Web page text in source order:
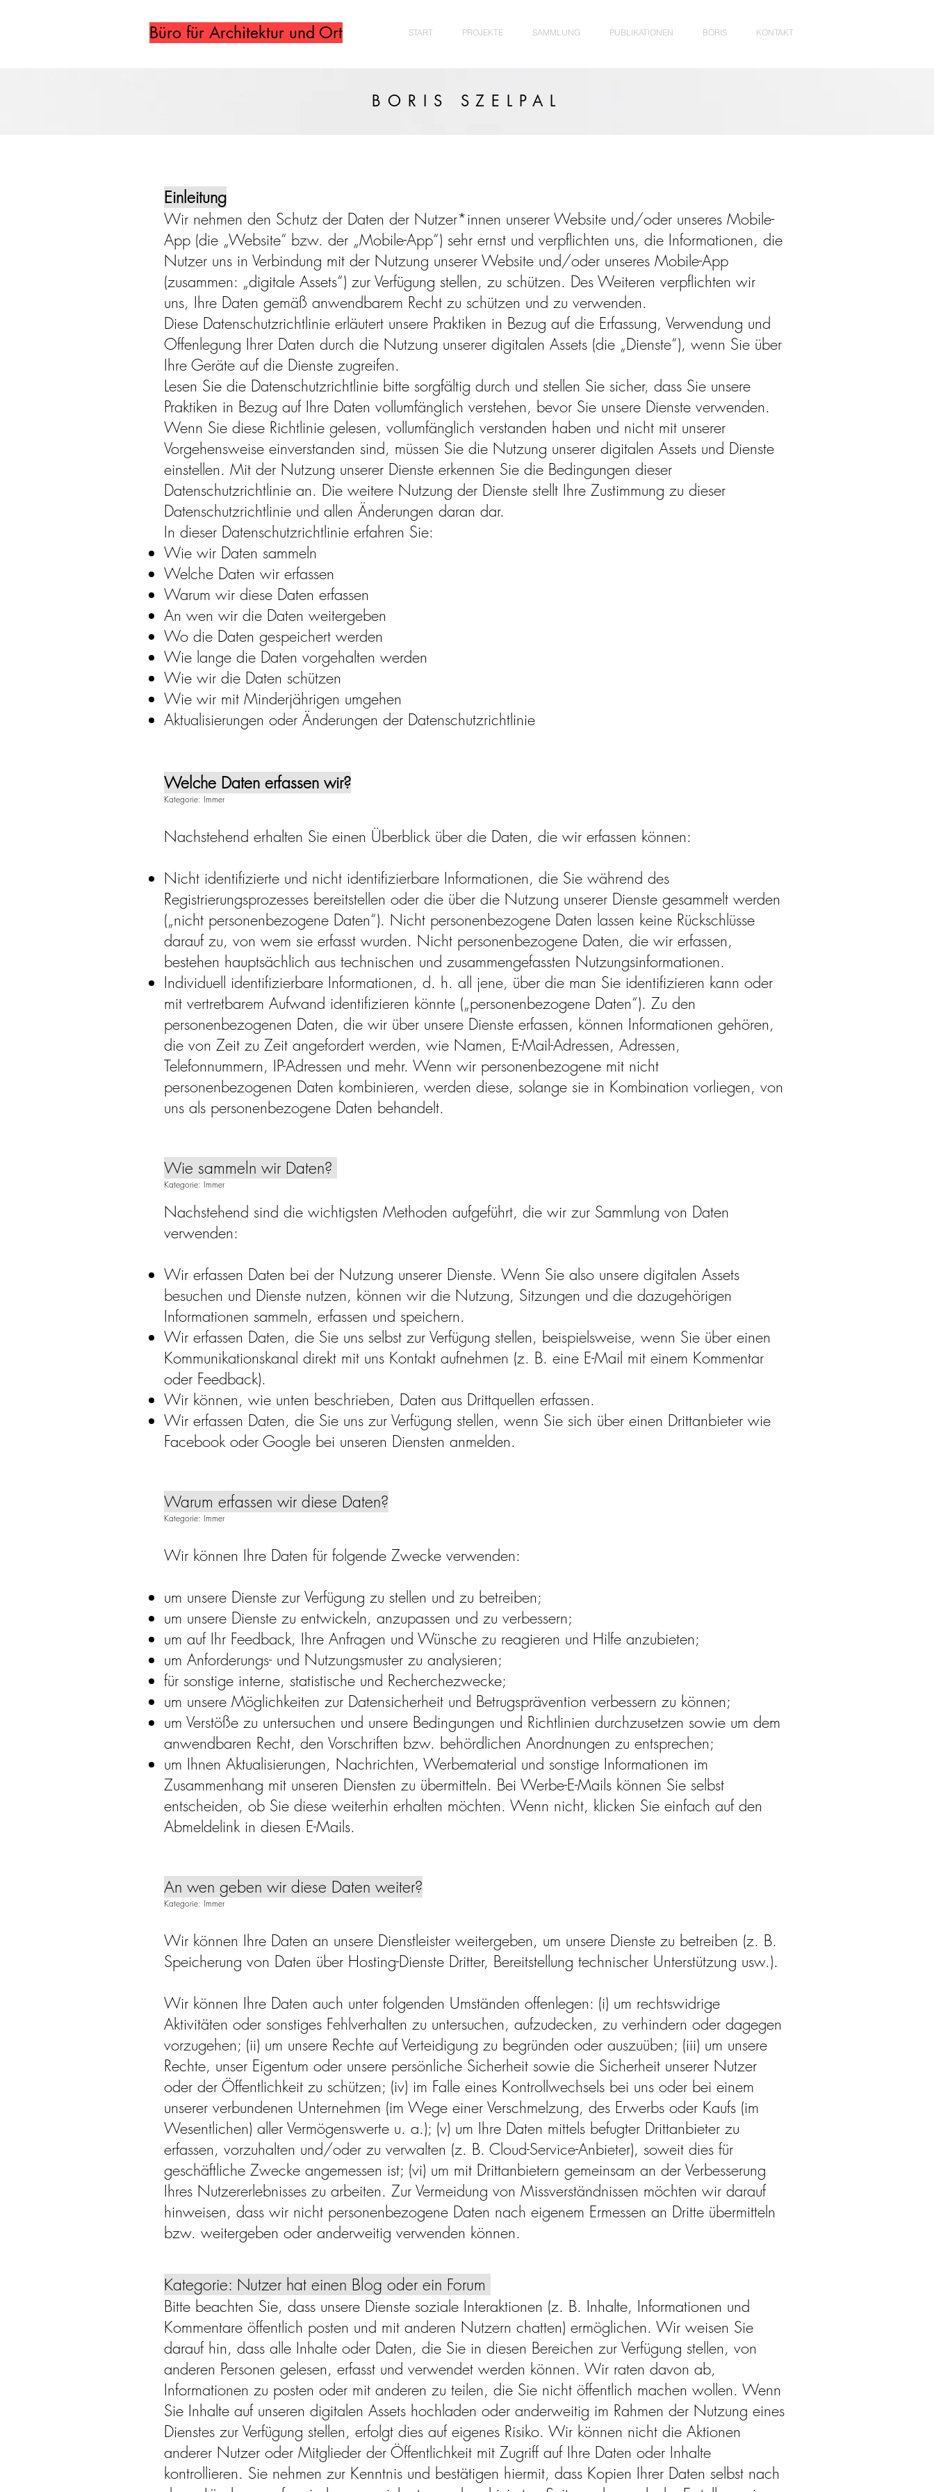
Büro für Architektur und Ort START PROJEKTE SAMMLUNG PUBLIKATIONEN BORIS KONTAKT
BORIS SZELPAL
Einleitung
Wir nehmen den Schutz der Daten der Nutzer*innen unserer Website und/oder unseres Mobile-
App (die „Website“ bzw. der „Mobile-App“) sehr ernst und verpflichten uns, die Informationen, die
Nutzer uns in Verbindung mit der Nutzung unserer Website und/oder unseres Mobile-App
(zusammen: „digitale Assets“) zur Verfügung stellen, zu schützen. Des Weiteren verpflichten wir
uns, Ihre Daten gemäß anwendbarem Recht zu schützen und zu verwenden.
Diese Datenschutzrichtlinie erläutert unsere Praktiken in Bezug auf die Erfassung, Verwendung und
Offenlegung Ihrer Daten durch die Nutzung unserer digitalen Assets (die „Dienste“), wenn Sie über
Ihre Geräte auf die Dienste zugreifen.
Lesen Sie die Datenschutzrichtlinie bitte sorgfältig durch und stellen Sie sicher, dass Sie unsere
Praktiken in Bezug auf Ihre Daten vollumfänglich verstehen, bevor Sie unsere Dienste verwenden.
Wenn Sie diese Richtlinie gelesen, vollumfänglich verstanden haben und nicht mit unserer
Vorgehensweise einverstanden sind, müssen Sie die Nutzung unserer digitalen Assets und Dienste
einstellen. Mit der Nutzung unserer Dienste erkennen Sie die Bedingungen dieser
Datenschutzrichtlinie an. Die weitere Nutzung der Dienste stellt Ihre Zustimmung zu dieser
Datenschutzrichtlinie und allen Änderungen daran dar.
In dieser Datenschutzrichtlinie erfahren Sie:
Wie wir Daten sammeln
Welche Daten wir erfassen
Warum wir diese Daten erfassen
An wen wir die Daten weitergeben
Wo die Daten gespeichert werden
Wie lange die Daten vorgehalten werden
Wie wir die Daten schützen
Wie wir mit Minderjährigen umgehen
Aktualisierungen oder Änderungen der Datenschutzrichtlinie
Welche Daten erfassen wir?
Kategorie: Immer
Nachstehend erhalten Sie einen Überblick über die Daten, die wir erfassen können:
Nicht identifizierte und nicht identifizierbare Informationen, die Sie während des
Registrierungsprozesses bereitstellen oder die über die Nutzung unserer Dienste gesammelt werden
(„nicht personenbezogene Daten“). Nicht personenbezogene Daten lassen keine Rückschlüsse
darauf zu, von wem sie erfasst wurden. Nicht personenbezogene Daten, die wir erfassen,
bestehen hauptsächlich aus technischen und zusammengefassten Nutzungsinformationen.
Individuell identifizierbare Informationen, d. h. all jene, über die man Sie identifizieren kann oder
mit vertretbarem Aufwand identifizieren könnte („personenbezogene Daten“). Zu den
personenbezogenen Daten, die wir über unsere Dienste erfassen, können Informationen gehören,
die von Zeit zu Zeit angefordert werden, wie Namen, E-Mail-Adressen, Adressen,
Telefonnummern, IP-Adressen und mehr. Wenn wir personenbezogene mit nicht
personenbezogenen Daten kombinieren, werden diese, solange sie in Kombination vorliegen, von
uns als personenbezogene Daten behandelt.
Wie sammeln wir Daten?
Kategorie: Immer
Nachstehend sind die wichtigsten Methoden aufgeführt, die wir zur Sammlung von Daten
verwenden:
Wir erfassen Daten bei der Nutzung unserer Dienste. Wenn Sie also unsere digitalen Assets
besuchen und Dienste nutzen, können wir die Nutzung, Sitzungen und die dazugehörigen
Informationen sammeln, erfassen und speichern.
Wir erfassen Daten, die Sie uns selbst zur Verfügung stellen, beispielsweise, wenn Sie über einen
Kommunikationskanal direkt mit uns Kontakt aufnehmen (z. B. eine E-Mail mit einem Kommentar
oder Feedback).
Wir können, wie unten beschrieben, Daten aus Drittquellen erfassen.
Wir erfassen Daten, die Sie uns zur Verfügung stellen, wenn Sie sich über einen Drittanbieter wie
Facebook oder Google bei unseren Diensten anmelden.
Warum erfassen wir diese Daten?
Kategorie: Immer
Wir können Ihre Daten für folgende Zwecke verwenden:
um unsere Dienste zur Verfügung zu stellen und zu betreiben;
um unsere Dienste zu entwickeln, anzupassen und zu verbessern;
um auf Ihr Feedback, Ihre Anfragen und Wünsche zu reagieren und Hilfe anzubieten;
um Anforderungs- und Nutzungsmuster zu analysieren;
für sonstige interne, statistische und Recherchezwecke;
um unsere Möglichkeiten zur Datensicherheit und Betrugsprävention verbessern zu können;
um Verstöße zu untersuchen und unsere Bedingungen und Richtlinien durchzusetzen sowie um dem
anwendbaren Recht, den Vorschriften bzw. behördlichen Anordnungen zu entsprechen;
um Ihnen Aktualisierungen, Nachrichten, Werbematerial und sonstige Informationen im
Zusammenhang mit unseren Diensten zu übermitteln. Bei Werbe-E-Mails können Sie selbst
entscheiden, ob Sie diese weiterhin erhalten möchten. Wenn nicht, klicken Sie einfach auf den
Abmeldelink in diesen E-Mails.
An wen geben wir diese Daten weiter?
Kategorie: Immer
Wir können Ihre Daten an unsere Dienstleister weitergeben, um unsere Dienste zu betreiben (z. B.
Speicherung von Daten über Hosting-Dienste Dritter, Bereitstellung technischer Unterstützung usw.).
Wir können Ihre Daten auch unter folgenden Umständen offenlegen: (i) um rechtswidrige
Aktivitäten oder sonstiges Fehlverhalten zu untersuchen, aufzudecken, zu verhindern oder dagegen
vorzugehen; (ii) um unsere Rechte auf Verteidigung zu begründen oder auszuüben; (iii) um unsere
Rechte, unser Eigentum oder unsere persönliche Sicherheit sowie die Sicherheit unserer Nutzer
oder der Öffentlichkeit zu schützen; (iv) im Falle eines Kontrollwechsels bei uns oder bei einem
unserer verbundenen Unternehmen (im Wege einer Verschmelzung, des Erwerbs oder Kaufs (im
Wesentlichen) aller Vermögenswerte u. a.); (v) um Ihre Daten mittels befugter Drittanbieter zu
erfassen, vorzuhalten und/oder zu verwalten (z. B. Cloud-Service-Anbieter), soweit dies für
geschäftliche Zwecke angemessen ist; (vi) um mit Drittanbietern gemeinsam an der Verbesserung
Ihres Nutzererlebnisses zu arbeiten. Zur Vermeidung von Missverständnissen möchten wir darauf
hinweisen, dass wir nicht personenbezogene Daten nach eigenem Ermessen an Dritte übermitteln
bzw. weitergeben oder anderweitig verwenden können.
Kategorie: Nutzer hat einen Blog oder ein Forum
Bitte beachten Sie, dass unsere Dienste soziale Interaktionen (z. B. Inhalte, Informationen und
Kommentare öffentlich posten und mit anderen Nutzern chatten) ermöglichen. Wir weisen Sie
darauf hin, dass alle Inhalte oder Daten, die Sie in diesen Bereichen zur Verfügung stellen, von
anderen Personen gelesen, erfasst und verwendet werden können. Wir raten davon ab,
Informationen zu posten oder mit anderen zu teilen, die Sie nicht öffentlich machen wollen. Wenn
Sie Inhalte auf unseren digitalen Assets hochladen oder anderweitig im Rahmen der Nutzung eines
Dienstes zur Verfügung stellen, erfolgt dies auf eigenes Risiko. Wir können nicht die Aktionen
anderer Nutzer oder Mitglieder der Öffentlichkeit mit Zugriff auf Ihre Daten oder Inhalte
kontrollieren. Sie nehmen zur Kenntnis und bestätigen hiermit, dass Kopien Ihrer Daten selbst nach